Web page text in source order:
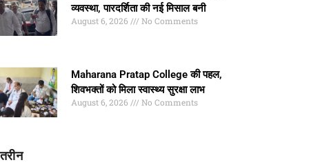
व्यवस्था, पारदर्शिता की नई मिसाल बनी
August 6, 2026 No Comments
Maharana Pratap College की पहल,
शिवभक्तों को मिला स्वास्थ्य सुरक्षा लाभ
August 6, 2026 No Comments